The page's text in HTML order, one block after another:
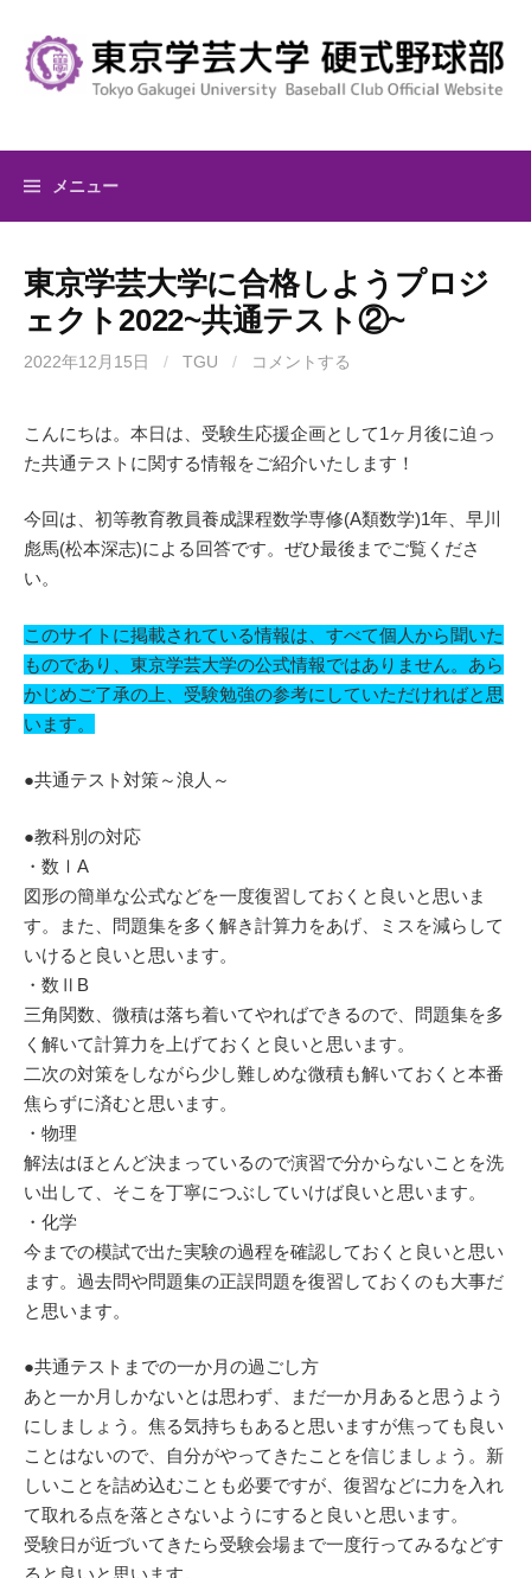
キ
メニュー
東京学芸大学に合格しようプロジ
ェクト2022~共通テスト②~
2022年12月15日 / TGU / コメントする
こんにちは。本日は、受験生応援企画として1ヶ月後に迫っ
た共通テストに関する情報をご紹介いたします！
今回は、初等教育教員養成課程数学専修(A類数学)1年、早川
彪馬(松本深志)による回答です。ぜひ最後までご覧くださ
い。
このサイトに掲載されている情報は、すべて個人から聞いた
ものであり、東京学芸大学の公式情報ではありません。あら
かじめご了承の上、受験勉強の参考にしていただければと思
います。
●共通テスト対策～浪人～
●教科別の対応
・数ⅠA
図形の簡単な公式などを一度復習しておくと良いと思いま
す。また、問題集を多く解き計算力をあげ、ミスを減らして
いけると良いと思います。
・数ⅡB
三角関数、微積は落ち着いてやればできるので、問題集を多
く解いて計算力を上げておくと良いと思います。
二次の対策をしながら少し難しめな微積も解いておくと本番
焦らずに済むと思います。
・物理
解法はほとんど決まっているので演習で分からないことを洗
い出して、そこを丁寧につぶしていけば良いと思います。
・化学
今までの模試で出た実験の過程を確認しておくと良いと思い
ます。過去問や問題集の正誤問題を復習しておくのも大事だ
と思います。
●共通テストまでの一か月の過ごし方
あと一か月しかないとは思わず、まだ一か月あると思うよう
にしましょう。焦る気持ちもあると思いますが焦っても良い
ことはないので、自分がやってきたことを信じましょう。新
しいことを詰め込むことも必要ですが、復習などに力を入れ
て取れる点を落とさないようにすると良いと思います。
受験日が近づいてきたら受験会場まで一度行ってみるなどす